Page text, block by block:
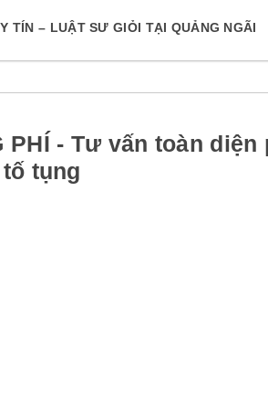
TÍN – LUẬT SƯ GIỎI TẠI QUẢNG NGÃI
PHÍ - Tư vấn toàn diện
tụng